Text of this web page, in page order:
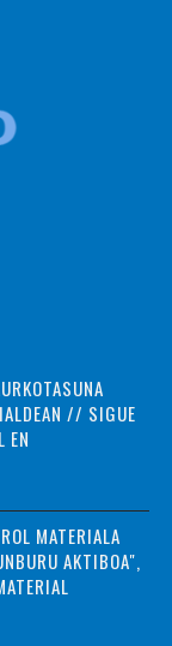
// SIGUE
EN
MATERIALA
AKTIBOA",